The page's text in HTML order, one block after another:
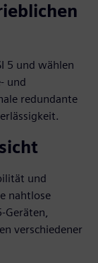
5 und wählen
und
redundante
und
nahtlose
Geräten,
verschiedener